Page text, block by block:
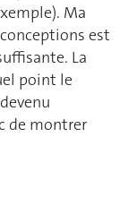
Ma
est
La
point le
de montrer